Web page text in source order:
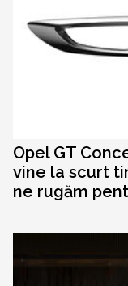
Opel GT
vine la scurt
ne rugăm